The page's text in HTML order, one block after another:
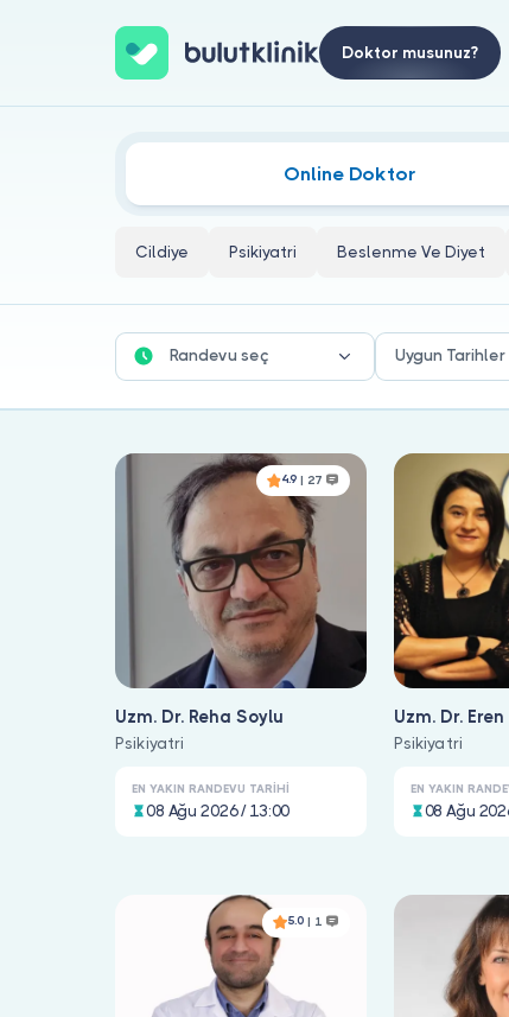
Doktor musunuz?
Psikotik Bozukluklar Doktorları
Online Doktor
Cildiye Psikiyatri Beslenme Ve Diyet
Randevu seç Uygun Tarihler
4.9 | 27
Uzm. Dr. Reha Soylu
Psikiyatri
EN YAKIN RANDEVU TARIHI
08 Ağu 2026 / 13:00
Uzm. Dr.
Avcı
Psikiyatri
EN YAKIN
08 Ağu
5.0 | 1